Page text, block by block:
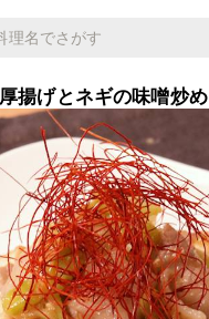
揚げとネギの味噌炒め